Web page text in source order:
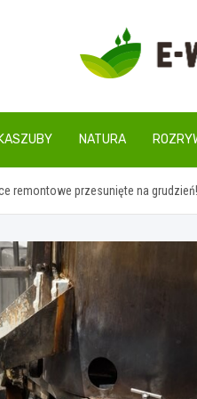
KASZUBY NATURA
remontowe przesunięte na grudzień!